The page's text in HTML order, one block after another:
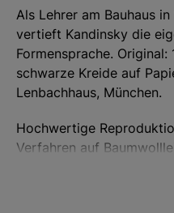
Als Lehrer am Bauhaus
vertieft Kandinsky die
Formensprache. Original:
schwarze Kreide auf
Lenbachhaus, München.
Hochwertige
Verfahren auf